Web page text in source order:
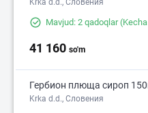
Krka d.d., Словения
Mavjud: 2 qadoqlar(Kecha
41 160 so'm
Гербион плюща сироп
Krka d.d., Словения